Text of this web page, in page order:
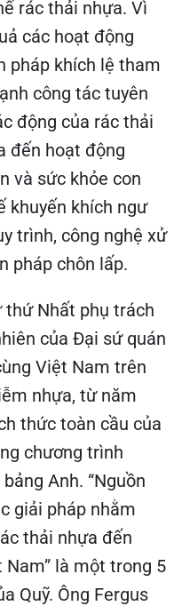
rác thải nhựa. Vì
các hoạt động
pháp khích lệ tham
công tác tuyên
động của rác thải
đến hoạt động
và sức khỏe con
khuyến khích ngư
trình, công nghệ xử
pháp chôn lấp.
thứ Nhất phụ trách
của Đại sứ quán
Việt Nam trên
nhựa, từ năm
thức toàn cầu của
chương trình
Anh. “Nguồn
giải pháp nhằm
thải nhựa đến
là một trong 5
Quỹ. Ông Fergus